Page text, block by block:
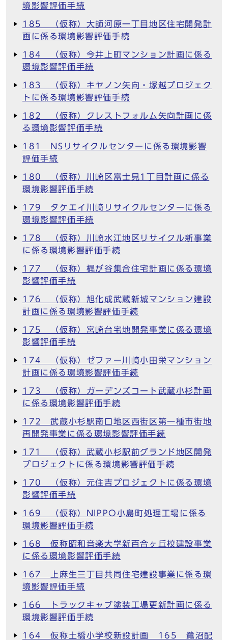
境影響評価手続
185 （仮称）大師河原一丁目地区住宅開発計
画に係る環境影響評価手続
184 （仮称）今井上町マンション計画に係る
環境影響評価手続
183 （仮称）キヤノン矢向・塚越プロジェク
トに係る環境影響評価手続
182 （仮称）クレストフォルム矢向計画に係
る環境影響評価手続
181 NSリサイクルセンターに係る環境影響
評価手続
180 （仮称）川崎区富士見1丁目計画に係る
環境影響評価手続
179 タケエイ川崎リサイクルセンターに係る
環境影響評価手続
178 （仮称）川崎水江地区リサイクル新事業
に係る環境影響評価手続
177 （仮称）梶が谷集合住宅計画に係る環境
影響評価手続
176 （仮称）旭化成武蔵新城マンション建設
計画に係る環境影響評価手続
175 （仮称）宮崎台宅地開発事業に係る環境
影響評価手続
174 （仮称）ゼファー川崎小田栄マンション
計画に係る環境影響評価手続
173 （仮称）ガーデンズコート武蔵小杉計画
に係る環境影響評価手続
172 武蔵小杉駅南口地区西街区第一種市街地
再開発事業に係る環境影響評価手続
171 （仮称）武蔵小杉駅前グランド地区開発
プロジェクトに係る環境影響評価手続
170 （仮称）元住吉プロジェクトに係る環境
影響評価手続
169 （仮称）NIPPO小島町処理工場に係る
環境影響評価手続
168 仮称昭和音楽大学新百合ヶ丘校建設事業
に係る環境影響評価手続
167 上麻生三丁目共同住宅建設事業に係る環
境影響評価手続
166 トラックキャブ塗装工場更新計画に係る
環境影響評価手続
164 仮称土橋小学校新設計画 165 鷺沼配